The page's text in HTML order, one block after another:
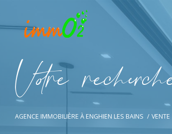
Vore recec
AGENCE IMMOBILIÈRE À ENGHIEN LES BAINS VENTE